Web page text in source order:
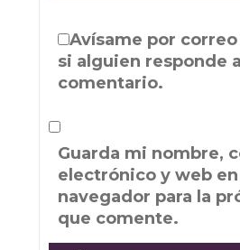
Avísame por
si alguien responde
comentario.
Guarda mi nombre,
electrónico y web
navegador para la
que comente.